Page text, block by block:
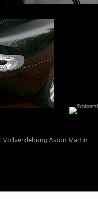
Vollverklebung Aston Martin